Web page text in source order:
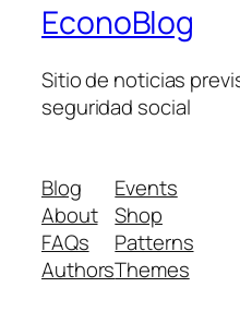
EconoBlog
Sitio de noticias
seguridad social
Blog
About
FAQs
Authors
Events
Shop
Patterns
Themes